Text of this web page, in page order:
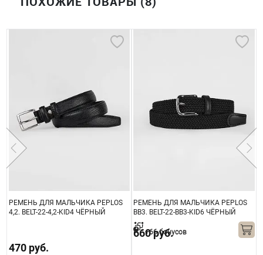
РЕМЕНЬ ДЛЯ МАЛЬЧИКА PEPLOS
4,2. BELT-22-4,2-KID4 ЧЁРНЫЙ
470 руб.
РЕМЕНЬ ДЛЯ МАЛЬЧИКА PEPLOS
BB3. BELT-22-BB3-KID6 ЧЁРНЫЙ
660 руб.
+66 бонусов